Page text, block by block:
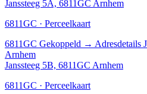
Janssteeg 5A, 6811GC Arnhem
6811GC · Perceelkaart
6811GC Gekoppeld → Adresdetails
Arnhem
Janssteeg 5B, 6811GC Arnhem
6811GC · Perceelkaart